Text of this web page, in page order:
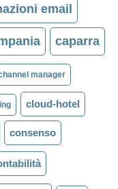
email
caparra
manager
cloud-hotel
consenso